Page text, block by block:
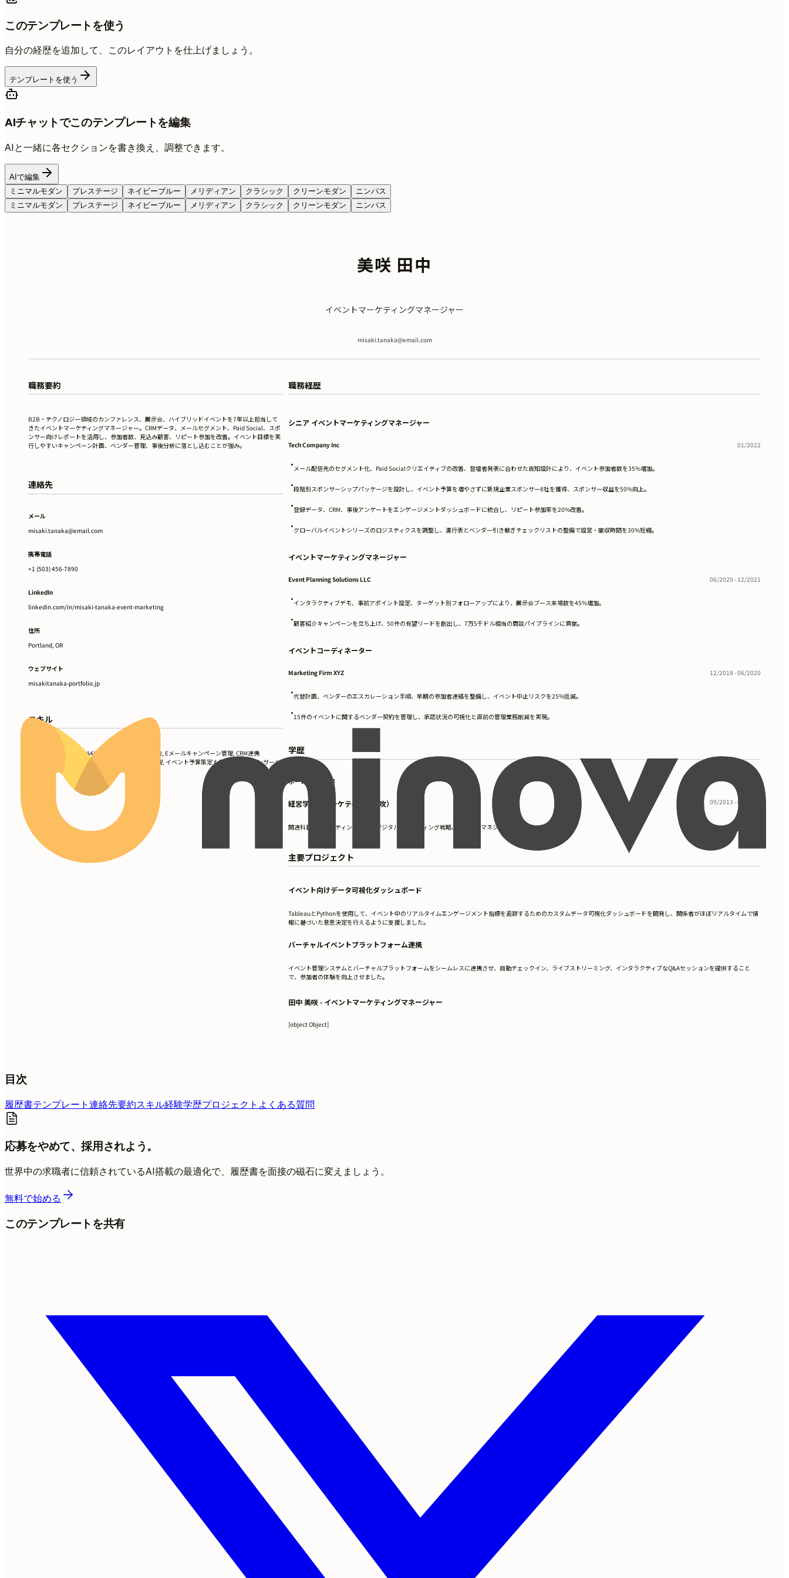
このテンプレートを使う
自分の経歴を追加して、このレイアウトを仕上げましょう。
テンプレートを使う
AIチャットでこのテンプレートを編集
AIと一緒に各セクションを書き換え、調整できます。
AIで編集
ミニマルモダン
プレステージ ネイビーブルー メリディアン クラシック クリーンモダン
ニンバス
ミニマルモダン
プレステージ ネイビーブルー メリディアン クラシック クリーンモダン ニンバス
美咲 田中
イベントマーケティングマネージャー
misaki.tanaka@email.com
職務要約
B2B・テクノロジー領域のカンファレンス、展示会、ハイブリッドイベントを7年以上担当して
きたイベントマーケティングマネージャー。CRMデータ、メールセグメント、Paid Social、スポ
ンサー向けレポートを活用し、参加者数、見込み顧客、リピート参加を改善。イベント目標を実
行しやすいキャンペーン計画、ベンダー管理、事後分析に落とし込むことが強み。
連絡先
メール
misaki.tanaka@email.com
携帯電話
+1 (503) 456-7890
LinkedIn
linkedin.com/in/misaki-tanaka-event-marketing
住所
Portland, OR
ウェブサイト
misakitanaka-portfolio.jp
スキル
Google Analytics 4 (GA4), ソーシャルメディア広告, Eメールキャンペーン管理, CRM連携
（Salesforce）, ロジスティクス調整, ベンダー管理, イベント予算策定 & 財務計画, スポンサーシ
ップパッケージ開発
職務経歴
シニア イベントマーケティングマネージャー
Tech Company Inc 01/2022
•メール配信先のセグメント化、Paid Socialクリエイティブの改善、登壇者発表に合わせた告知設計により、イベント参加者数を35%増加。
•段階別スポンサーシップパッケージを設計し、イベント予算を増やさずに新規企業スポンサー8社を獲得、スポンサー収益を50%向上。
•登録データ、CRM、事後アンケートをエンゲージメントダッシュボードに統合し、リピート参加率を20%改善。
•グローバルイベントシリーズのロジスティクスを調整し、進行表とベンダー引き継ぎチェックリストの整備で設営・撤収時間を30%短縮。
イベントマーケティングマネージャー
Event Planning Solutions LLC 06/2020 - 12/2021
•インタラクティブデモ、事前アポイント設定、ターゲット別フォローアップにより、展示会ブース来場数を45%増加。
•顧客紹介キャンペーンを立ち上げ、50件の有望リードを創出し、7万5千ドル相当の商談パイプラインに貢献。
イベントコーディネーター
Marketing Firm XYZ 12/2018 - 06/2020
•代替計画、ベンダーのエスカレーション手順、早期の参加者連絡を整備し、イベント中止リスクを25%低減。
•15件のイベントに関するベンダー契約を管理し、承認状況の可視化と直前の管理業務削減を実現。
学歴
ポートランド大学
経営学士（マーケティング専攻） 09/2013 - 05/2017
関連科目：マーケティング原則、デジタルマーケティング戦略、イベントマネジメント。GPA：3.8
主要プロジェクト
イベント向けデータ可視化ダッシュボード
TableauとPythonを使用して、イベント中のリアルタイムエンゲージメント指標を追跡するためのカスタムデータ可視化ダッシュボードを開発し、関係者がほぼリアルタイムで情
報に基づいた意思決定を行えるように支援しました。
バーチャルイベントプラットフォーム連携
イベント管理システムとバーチャルプラットフォームをシームレスに連携させ、自動チェックイン、ライブストリーミング、インタラクティブなQ&Aセッションを提供すること
で、参加者の体験を向上させました。
田中 美咲 - イベントマーケティングマネージャー
[object Object]
目次
履歴書テンプレート連絡先要約スキル経験学歴プロジェクト よくある質問
応募をやめて、採用されよう。
世界中の求職者に信頼されているAI搭載の最適化で、履歴書を面接の磁石に変えましょう。
無料で始める
このテンプレートを共有